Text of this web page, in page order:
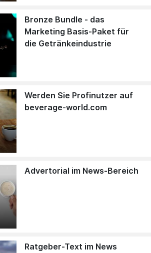
Bronze Bundle - das
Marketing Basis-Paket für
die Getränkeindustrie
Werden Sie Profinutzer auf
beverage-world.com
Advertorial im News-Bereich
Ratgeber-Text im News